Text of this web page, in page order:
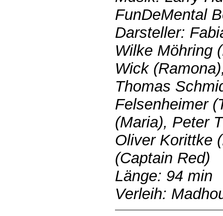
FunDeMental
Darsteller:
Wilke Möhring
Wick
Thomas
Felsenheimer
(Maria), Peter
Oliver Korittke
(Captain Red)
Länge: 94 min
Verleih: